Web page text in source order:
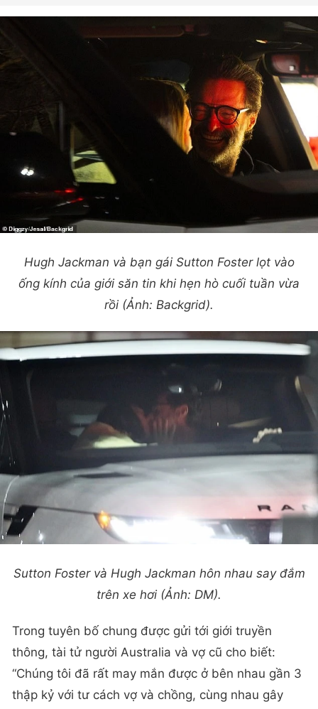
Hugh Jackman và bạn gái Sutton Foster lọt vào
ống kính của giới săn tin khi hẹn hò cuối tuần vừa
rồi (Ảnh: Backgrid).
Sutton Foster và Hugh Jackman hôn nhau say đắm
trên xe hơi (Ảnh: DM).
Trong tuyên bố chung được gửi tới giới truyền
thông, tài tử người Australia và vợ cũ cho biết:
“Chúng tôi đã rất may mắn được ở bên nhau gần 3
thập kỷ với tư cách vợ và chồng, cùng nhau gây